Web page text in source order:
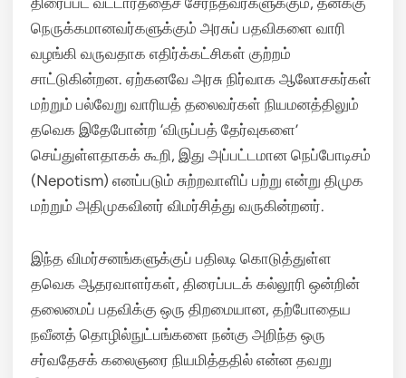
நெருக்கமானவர்களுக்கும் அரசுப் பதவிகளை வாரி
வழங்கி வருவதாக எதிர்க்கட்சிகள் குற்றம்
சாட்டுகின்றன. ஏற்கனவே அரசு நிர்வாக ஆலோசகர்கள்
மற்றும் பல்வேறு வாரியத் தலைவர்கள் நியமனத்திலும்
தவெக இதேபோன்ற ‘விருப்பத் தேர்வுகளை’
செய்துள்ளதாகக் கூறி, இது அப்பட்டமான நெப்போடிசம்
(Nepotism) எனப்படும் சுற்றவாளிப் பற்று என்று திமுக
மற்றும் அதிமுகவினர் விமர்சித்து வருகின்றனர்.
இந்த விமர்சனங்களுக்குப் பதிலடி கொடுத்துள்ள
தவெக ஆதரவாளர்கள், திரைப்படக் கல்லூரி ஒன்றின்
தலைமைப் பதவிக்கு ஒரு திறமையான, தற்போதைய
நவீனத் தொழில்நுட்பங்களை நன்கு அறிந்த ஒரு
சர்வதேசக் கலைஞரை நியமித்ததில் என்ன தவறு